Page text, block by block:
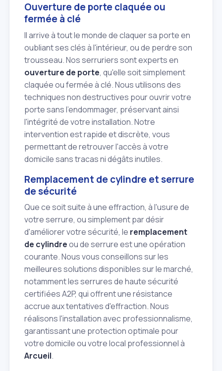
Ouverture de porte claquée ou
fermée à clé
Il arrive à tout le monde de claquer sa porte en
oubliant ses clés à l'intérieur, ou de perdre son
trousseau. Nos serruriers sont experts en
ouverture de porte, qu'elle soit simplement
claquée ou fermée à clé. Nous utilisons des
techniques non destructives pour ouvrir votre
porte sans l'endommager, préservant ainsi
l'intégrité de votre installation. Notre
intervention est rapide et discrète, vous
permettant de retrouver l'accès à votre
domicile sans tracas ni dégâts inutiles.
Remplacement de cylindre et serrure
de sécurité
Que ce soit suite à une effraction, à l'usure de
votre serrure, ou simplement par désir
d'améliorer votre sécurité, le remplacement
de cylindreou de serrure est une opération
courante. Nous vous conseillons sur les
meilleures solutions disponibles sur le marché,
notamment les serrures de haute sécurité
certifiées A2P, qui offrent une résistance
accrue aux tentatives d'effraction. Nous
réalisons l'installation avec professionnalisme,
garantissant une protection optimale pour
votre domicile ou votre local professionnel à
Arcueil.